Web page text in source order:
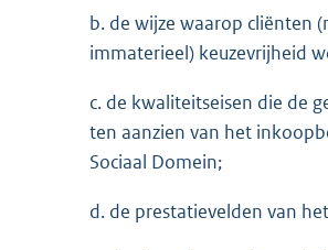
b. de wijze waarop cliënten
immaterieel) keuzevrijheid
c. de kwaliteitseisen die de
ten aanzien van het
Sociaal Domein;
d. de prestatievelden van